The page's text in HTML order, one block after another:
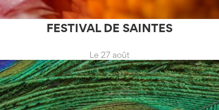
FESTIVAL DE SAINTES
Le 27 août